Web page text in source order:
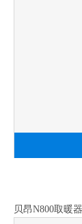
贝昂N800取暖